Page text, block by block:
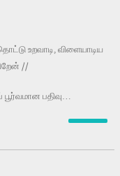
உறவாடி, விளையாடிய
//
பூர்வமான பதிவு…